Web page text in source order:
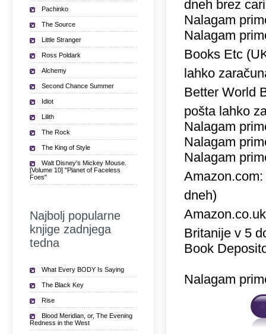
dneh brez
Nalagam
Nalagam
Books Etc
lahko
Better World
pošta lahko
Nalagam
Nalagam
Nalagam
Amazon.com:
dneh)
Britanije v 5
Book
Nalagam
Pachinko
The Source
Little Stranger
Ross Poldark
Alchemy
Second Chance Summer
Idiot
Lilith
The Rock
The King of Style
Walt Disney's Mickey Mouse.
[Volume 10] "Planet of Faceless
Foes"
Najbolj popularne
knjige zadnjega
tedna
What Every BODY Is Saying
The Black Key
Rise
Blood Meridian, or, The Evening
Redness in the West